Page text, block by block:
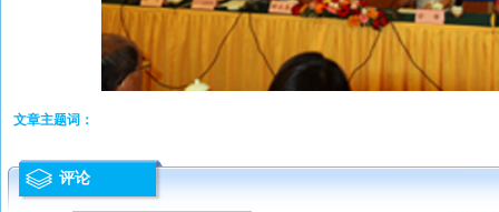
文章主题词：
评论